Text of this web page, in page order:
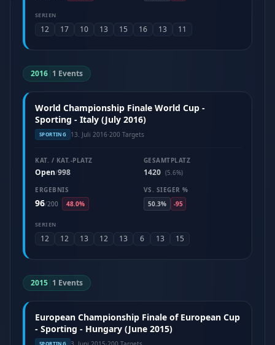
SERIEN
12 17 10 13 15 16 13 11
2016| 1 Events
World Championship Finale World Cup -
Sporting - Italy (July 2016)
SPORTING 13. Juli 2016·200 Targets
KAT. / KAT.-PLATZ
Open/998
GESAMTPLATZ
1420 (5.6%)
ERGEBNIS
96/200 48.0%
VS. SIEGER %
50.3%
-95
SERIEN
12 12 13 12 13 6 13 15
2015| 1 Events
European Championship Finale of European Cup
- Sporting - Hungary (June 2015)
SPORTING